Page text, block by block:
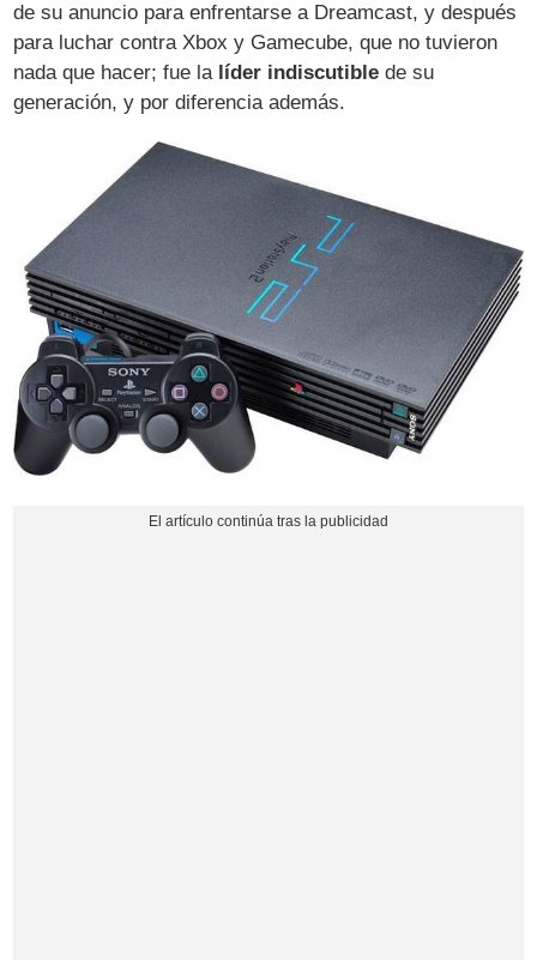
de su anuncio para enfrentarse a Dreamcast, y después
para luchar contra Xbox y Gamecube, que no tuvieron
nada que hacer; fue la líder indiscutible de su
generación, y por diferencia además.